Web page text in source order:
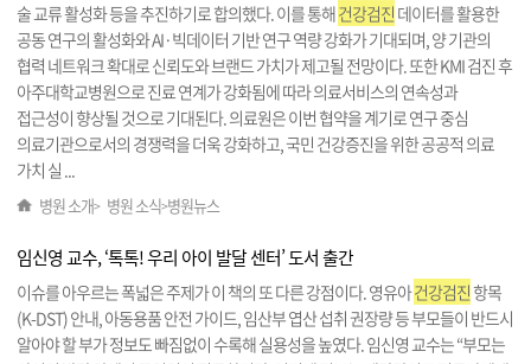
술 교류 활성화 등을 추진하기로 합의했다. 이를 통해건강검진 데이터를 활용한
공동 연구의 활성화와 AI·빅데이터 기반 연구 역량 강화가 기대되며, 양 기관의
협력 네트워크 확대로 신뢰도와 브랜드 가치가 제고될 전망이다. 또한 KMI 검진 후
아주대학교병원으로 진료 연계가 강화됨에 따라 의료서비스의 연속성과
접근성이 향상될 것으로 기대된다. 의료원은 이번 협약을 계기로 연구 중심
의료기관으로서의 경쟁력을 더욱 강화하고, 국민 건강증진을 위한 공공적 의료
가치 실 ...
병원 소개> 병원 소식>병원뉴스
임신영 교수, ‘톡톡! 우리 아이 발달 센터’ 도서 출간
이슈를 아우르는 폭넓은 주제가 이 책의 또 다른 강점이다. 영유아건강검진항목
(K-DST) 안내, 아동용품 안전 가이드, 임산부 엽산 섭취 권장량 등 부모들이 반드시
알아야 할 부가 정보도 빠짐없이 수록해 실용성을 높였다. 임신영 교수는 “부모는